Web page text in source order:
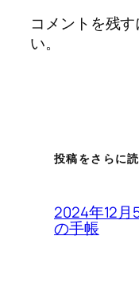
コメントを残
い。
投稿をさらに
2024年12
の手帳